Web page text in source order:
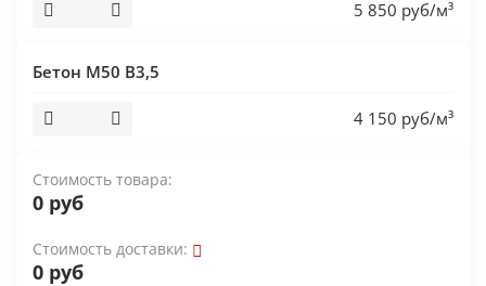
5 850 руб/м³
Бетон М50 В3,5
4 150 руб/м³
Стоимость товара:
0 руб
Стоимость доставки:
0 руб